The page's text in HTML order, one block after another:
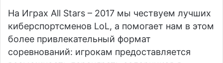
На Играх All Stars – 2017 мы чествуем лучших
киберспортсменов LoL, а помогает нам в этом
более привлекательный формат
соревнований: игрокам предоставляется